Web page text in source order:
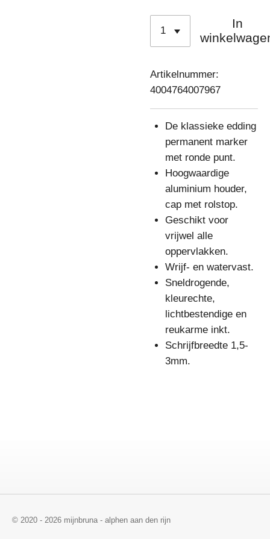
In
Artikelnummer:
4004764007967
De klassieke edding
permanent marker
met ronde punt.
Hoogwaardige
aluminium houder,
cap met rolstop.
Geschikt voor
vrijwel alle
oppervlakken.
Wrijf- en watervast.
Sneldrogende,
kleurechte,
lichtbestendige en
reukarme inkt.
Schrijfbreedte 1,5-
3mm.
© 2020 - 2026 mijnbruna - alphen aan den rijn